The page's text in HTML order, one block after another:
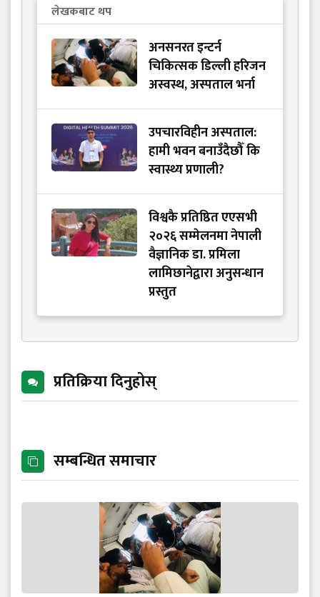
लेखकबाट थप
अनसनरत इन्टर्न
चिकित्सक डिल्ली हरिजन
अस्वस्थ, अस्पताल भर्ना
उपचारविहीन अस्पताल:
हामी भवन बनाउँदैछौँ कि
स्वास्थ्य प्रणाली?
विश्वकै प्रतिष्ठित एएसभी
२०२६ सम्मेलनमा नेपाली
वैज्ञानिक डा. प्रमिला
लामिछानेद्वारा अनुसन्धान
प्रस्तुत
प्रतिक्रिया दिनुहोस्
सम्बन्धित समाचार